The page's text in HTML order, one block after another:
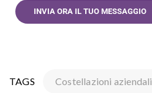
TAGS Costellazioni aziendali